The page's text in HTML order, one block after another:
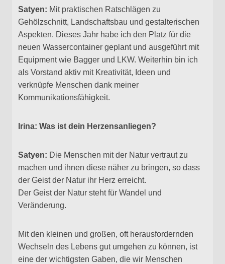
Satyen: Mit praktischen Ratschlägen zu
Gehölzschnitt, Landschaftsbau und gestalterischen
Aspekten. Dieses Jahr habe ich den Platz für die
neuen Wassercontainer geplant und ausgeführt mit
Equipment wie Bagger und LKW. Weiterhin bin ich
als Vorstand aktiv mit Kreativität, Ideen und
verknüpfe Menschen dank meiner
Kommunikationsfähigkeit.
Irina: Was ist dein Herzensanliegen?
Satyen: Die Menschen mit der Natur vertraut zu
machen und ihnen diese näher zu bringen, so dass
der Geist der Natur ihr Herz erreicht.
Der Geist der Natur steht für Wandel und
Veränderung.
Mit den kleinen und großen, oft herausfordernden
Wechseln des Lebens gut umgehen zu können, ist
eine der wichtigsten Gaben, die wir Menschen